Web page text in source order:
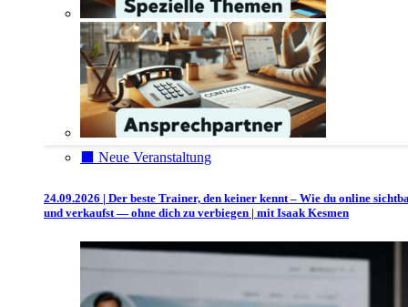
⬛️ Neue Veranstaltung
24.09.2026 | Der beste Trainer, den keiner kennt – Wie du online
und verkaufst — ohne dich zu verbiegen | mit Isaak Kesmen